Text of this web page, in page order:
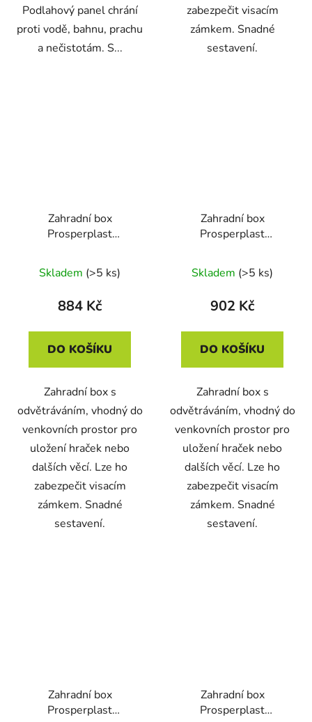
Podlahový panel chrání
proti vodě, bahnu, prachu
a nečistotám. S...
zabezpečit visacím
zámkem. Snadné
sestavení.
Zahradní box
Prosperplast
140L
Skladem (>5 ks)
884 Kč
DO KOŠÍKU
Zahradní box s
odvětráváním, vhodný do
venkovních prostor pro
uložení hraček nebo
dalších věcí. Lze ho
zabezpečit visacím
zámkem. Snadné
sestavení.
Zahradní box
Prosperplast
190L
Skladem (>5 ks)
902 Kč
DO KOŠÍKU
Zahradní box s
odvětráváním, vhodný do
venkovních prostor pro
uložení hraček nebo
dalších věcí. Lze ho
zabezpečit visacím
zámkem. Snadné
sestavení.
Zahradní box
Prosperplast
Zahradní box
Prosperplast